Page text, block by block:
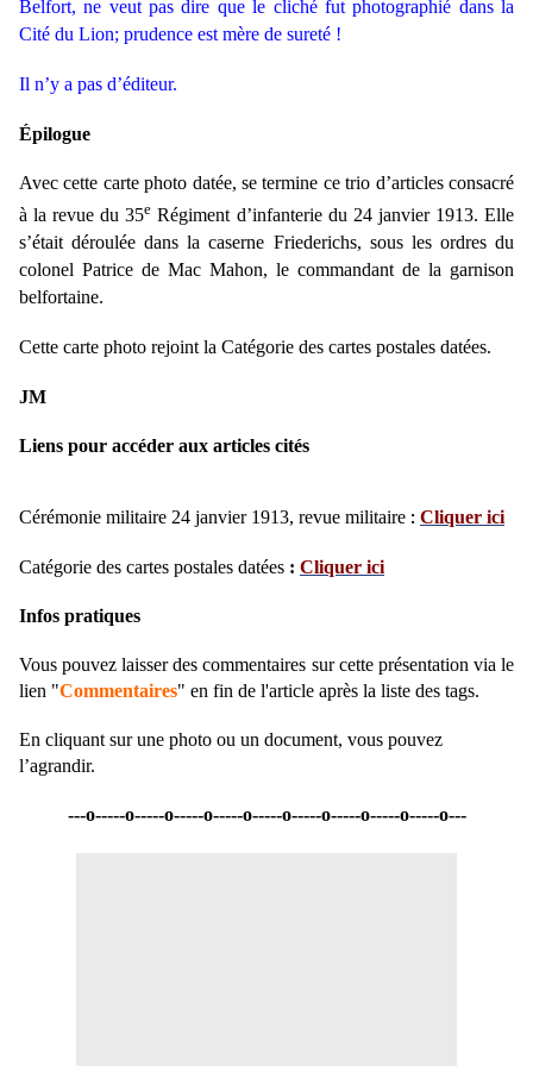
Belfort, ne veut pas dire que le cliché fut photographié dans la
Cité du Lion; prudence est mère de sureté !
Il n’y a pas d’éditeur.
Épilogue
Avec cette carte photo datée, se termine ce trio d’articles consacré
à la revue du 35e Régiment d’infanterie du 24 janvier 1913. Elle
s’était déroulée dans la caserne Friederichs, sous les ordres du
colonel Patrice de Mac Mahon, le commandant de la garnison
belfortaine.
Cette carte photo rejoint la Catégorie des cartes postales datées.
JM
Liens pour accéder aux articles cités
Cérémonie militaire 24 janvier 1913, revue militaire : Cliquer ici
Catégorie des cartes postales datées : Cliquer ici
Infos pratiques
Vous pouvez laisser des commentaires sur cette présentation via le
lien "Commentaires" en fin de l'article après la liste des tags.
En cliquant sur une photo ou un document, vous pouvez
l’agrandir.
---o-----o-----o-----o-----o-----o-----o-----o-----o-----o---